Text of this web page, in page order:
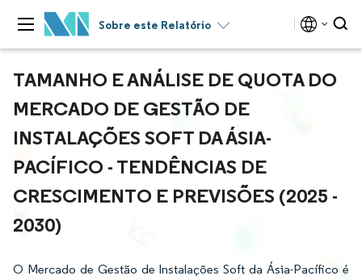
Sobre este Relatório
TAMANHO E ANÁLISE DE QUOTA DO
MERCADO DE GESTÃO DE
INSTALAÇÕES SOFT DA ÁSIA-
PACÍFICO - TENDÊNCIAS DE
CRESCIMENTO E PREVISÕES (2025 -
2030)
O Mercado de Gestão de Instalações Soft da Ásia-Pacífico é